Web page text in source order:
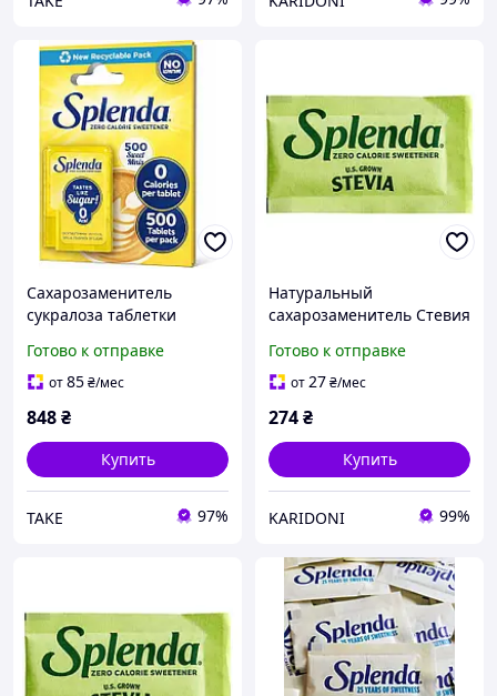
Сахарозаменитель
сукралоза таблетки
Готово к отправке
от85₴/мес
848₴
Купить
TAKE 97%
Натуральный
сахарозаменитель Стевия
1 грамму
Готово к отправке
от27₴/мес
274₴
Купить
KARIDONI 99%